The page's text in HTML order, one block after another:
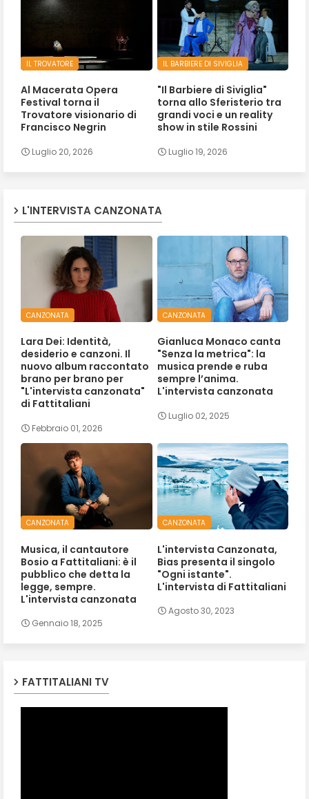
IL TROVATORE
Al Macerata Opera
Festival torna il
Trovatore visionario di
Francisco Negrin
Luglio 20, 2026
IL BARBIERE DI SIVIGLIA
"Il Barbiere di Siviglia"
torna allo Sferisterio tra
grandi voci e un reality
show in stile Rossini
Luglio 19, 2026
L'INTERVISTA CANZONATA
CANZONATA
Lara Dei: Identità,
desiderio e canzoni. Il
nuovo album raccontato
brano per brano per
"L'intervista canzonata"
di Fattitaliani
Febbraio 01, 2026
CANZONATA
Gianluca Monaco canta
"Senza la metrica": la
musica prende e ruba
sempre l’anima.
L'intervista canzonata
Luglio 02, 2025
CANZONATA
Musica, il cantautore
Bosio a Fattitaliani: è il
pubblico che detta la
legge, sempre.
L'intervista canzonata
Gennaio 18, 2025
CANZONATA
L'intervista Canzonata,
Bias presenta il singolo
"Ogni istante".
L'intervista di Fattitaliani
Agosto 30, 2023
FATTITALIANI TV